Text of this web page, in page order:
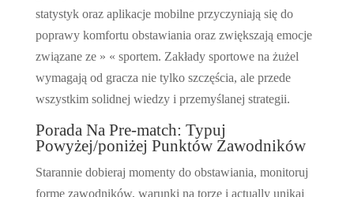
statystyk oraz aplikacje mobilne przyczyniają się do
poprawy komfortu obstawiania oraz zwiększają emocje
związane ze » « sportem. Zakłady sportowe na żużel
wymagają od gracza nie tylko szczęścia, ale przede
wszystkim solidnej wiedzy i przemyślanej strategii.
Porada Na Pre-match: Typuj
Powyżej/poniżej Punktów Zawodników
Starannie dobieraj momenty do obstawiania, monitoruj
formę zawodników, warunki na torze i actually unikaj